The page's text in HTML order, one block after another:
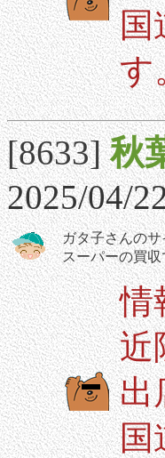
国
す
[8633]秋
2025/04/
ガタ子さんの
スーパーの買
情
近
出
国